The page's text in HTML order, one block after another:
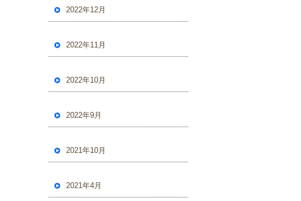
2022年12月
2022年11月
2022年10月
2022年9月
2021年10月
2021年4月